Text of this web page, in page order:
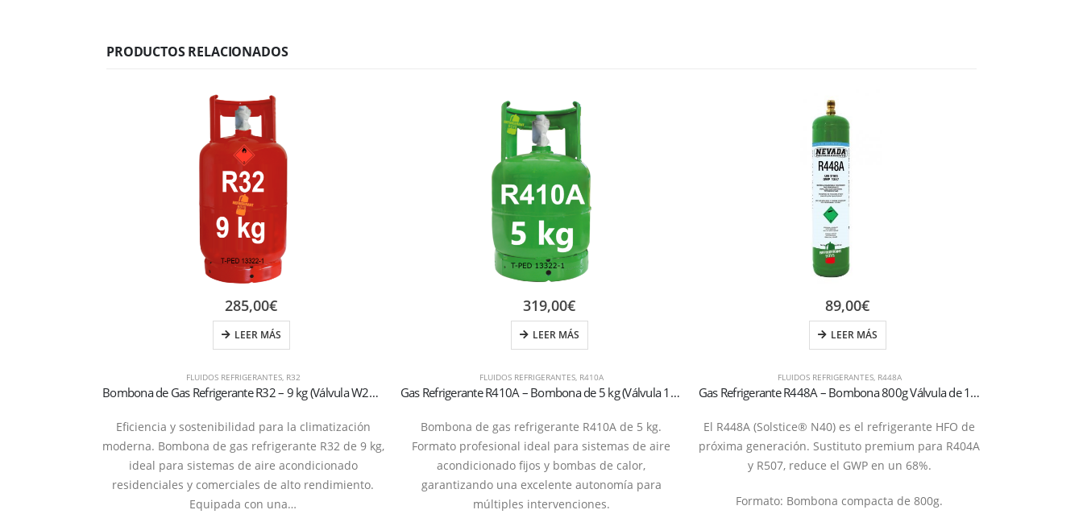
PRODUCTOS RELACIONADOS
FLUIDOS REFRIGERANTES, R32
Bombona de Gas Refrigerante R32 – 9 kg (Válvula W21,7 × 1/14″ Izquierda) – Recargable
Eficiencia y sostenibilidad para la climatización
moderna. Bombona de gas refrigerante R32 de 9 kg,
ideal para sistemas de aire acondicionado
residenciales y comerciales de alto rendimiento.
Equipada con una…
285,00€
LEER MÁS
FLUIDOS REFRIGERANTES, R410A
Gas Refrigerante R410A – Bombona de 5 kg (Válvula 1/4″ SAE – Certificada T-PED)
Bombona de gas refrigerante R410A de 5 kg.
Formato profesional ideal para sistemas de aire
acondicionado fijos y bombas de calor,
garantizando una excelente autonomía para
múltiples intervenciones.
319,00€
LEER MÁS
FLUIDOS REFRIGERANTES, R448A
Gas Refrigerante R448A – Bombona 800g Válvula de 1/4″
El R448A (Solstice® N40) es el refrigerante HFO de
próxima generación. Sustituto premium para R404A
y R507, reduce el GWP en un 68%.
Formato: Bombona compacta de 800g.
89,00€
LEER MÁS